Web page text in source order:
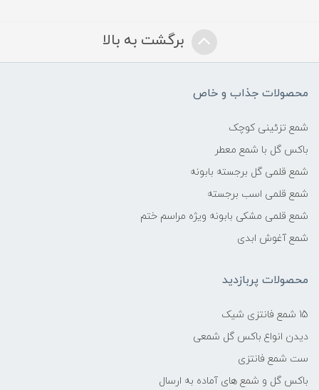
برگشت به بالا
محصولات جذاب و خاص
شمع تزئینی کوچک
باکس گل با شمع معطر
شمع قلمی گل برجسته بابونه
شمع قلمی اسب برجسته
شمع قلمی مشکی بابونه ویژه مراسم ختم
شمع آغوش ابدی
محصولات پربازدید
15 شمع فانتزی شیک
دیدن انواع باکس گل شمعی
ست شمع فانتزی
باکس گل و شمع های آماده به ارسال